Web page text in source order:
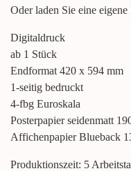
Oder laden Sie eine
Digitaldruck
ab 1 Stück
Endformat 420 x 594 mm
1-seitig bedruckt
4-fbg Euroskala
Posterpapier seidenmatt
Affichenpapier Blueback
Produktionszeit: 5